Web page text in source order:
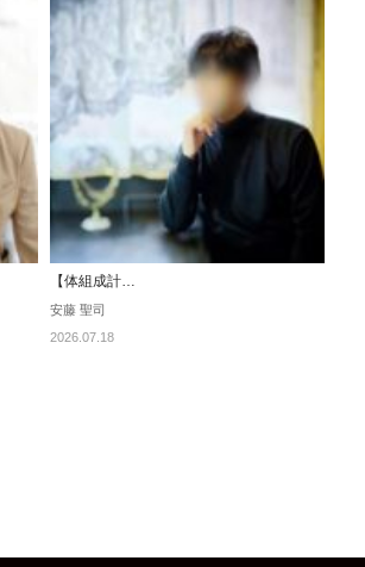
【体組成計…
安藤 聖司
2026.07.18